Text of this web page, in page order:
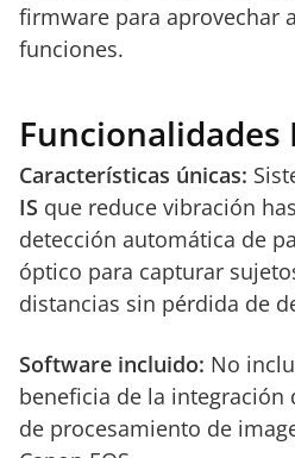
firmware para aprovechar
funciones.
Funcionalidades
Características únicas:
IS que reduce vibración
detección automática de
óptico para capturar
distancias sin pérdida de
Software incluido: No
beneficia de la integración
de procesamiento de